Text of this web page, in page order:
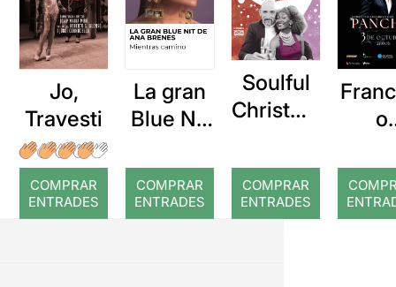
Jo,
Travesti
COMPRAR
ENTRADES
La gran
Blue Nit
Brenes
COMPRAR
ENTRADES
Soulful
Christma
COMPRAR
ENTRADES
o
”